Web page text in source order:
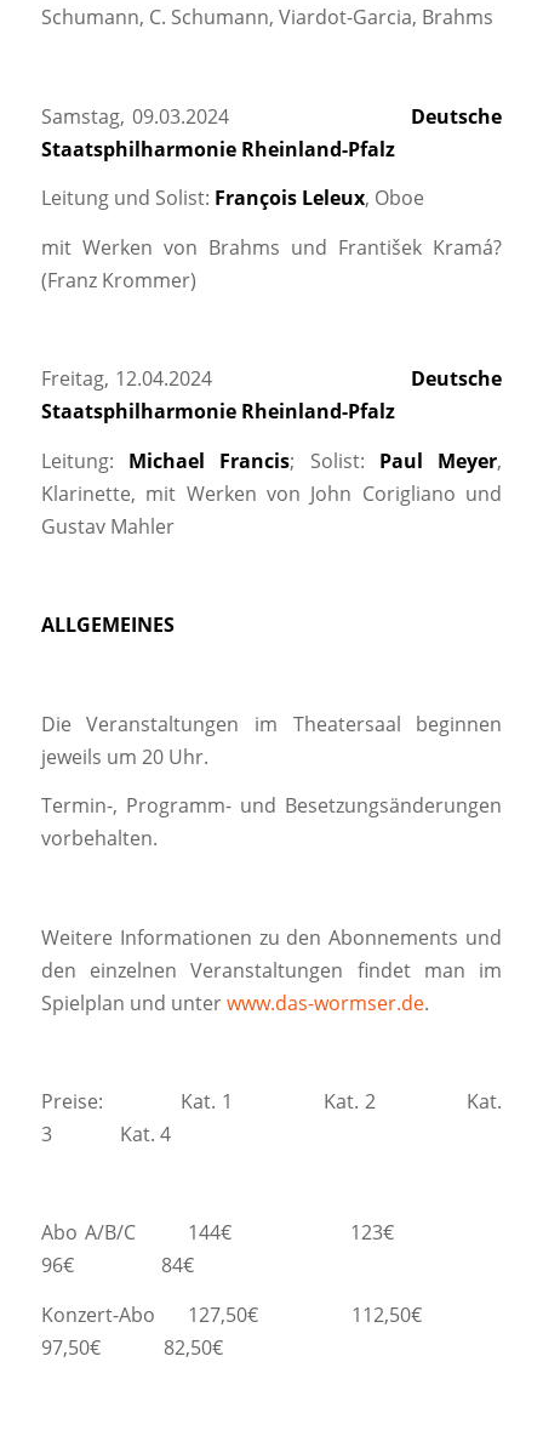
Schumann, C. Schumann, Viardot-Garcia, Brahms
Samstag, 09.03.2024 Deutsche
Staatsphilharmonie Rheinland-Pfalz
Leitung und Solist: François Leleux, Oboe
mit Werken von Brahms und František Kramá?
(Franz Krommer)
Freitag, 12.04.2024 Deutsche
Staatsphilharmonie Rheinland-Pfalz
Leitung: Michael Francis; Solist: Paul Meyer,
Klarinette, mit Werken von John Corigliano und
Gustav Mahler
ALLGEMEINES
Die Veranstaltungen im Theatersaal beginnen
jeweils um 20 Uhr.
Termin-, Programm- und Besetzungsänderungen
vorbehalten.
Weitere Informationen zu den Abonnements und
den einzelnen Veranstaltungen findet man im
Spielplan und unterwww.das-wormser.de.
Preise: Kat. 1 Kat. 2 Kat.
3 Kat. 4
Abo A/B/C 144€ 123€
96€ 84€
Konzert-Abo 127,50€ 112,50€
97,50€ 82,50€